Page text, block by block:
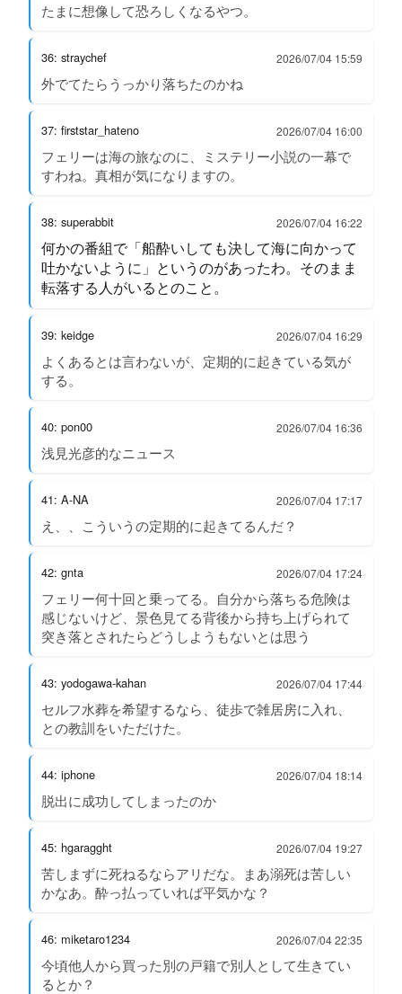
たまに想像して恐ろしくなるやつ。
36: straychef 2026/07/04 15:59
外でてたらうっかり落ちたのかね
37: firststar_hateno 2026/07/04 16:00
フェリーは海の旅なのに、ミステリー小説の一幕で
すわね。真相が気になりますの。
38: superabbit 2026/07/04 16:22
何かの番組で「船酔いしても決して海に向かって
吐かないように」というのがあったわ。そのまま
転落する人がいるとのこと。
39: keidge 2026/07/04 16:29
よくあるとは言わないが、定期的に起きている気が
する。
40: pon00 2026/07/04 16:36
浅見光彦的なニュース
41: A-NA 2026/07/04 17:17
え、、こういうの定期的に起きてるんだ？
42: gnta 2026/07/04 17:24
フェリー何十回と乗ってる。自分から落ちる危険は
感じないけど、景色見てる背後から持ち上げられて
突き落とされたらどうしようもないとは思う
43: yodogawa-kahan 2026/07/04 17:44
セルフ水葬を希望するなら、徒歩で雑居房に入れ、
との教訓をいただけた。
44: iphone 2026/07/04 18:14
脱出に成功してしまったのか
45: hgaragght 2026/07/04 19:27
苦しまずに死ねるならアリだな。まあ溺死は苦しい
かなあ。酔っ払っていれば平気かな？
46: miketaro1234 2026/07/04 22:35
今頃他人から買った別の戸籍で別人として生きてい
るとか？